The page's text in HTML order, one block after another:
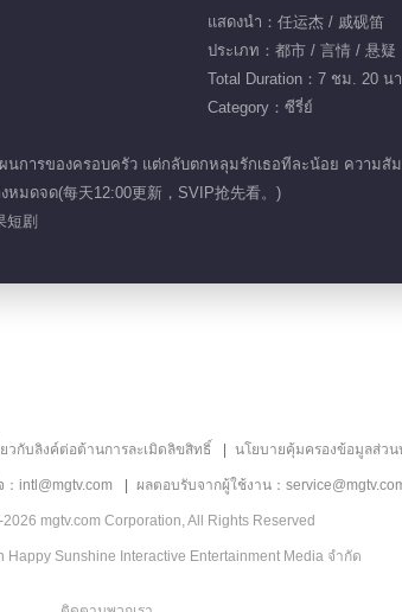
แสดงนำ：任运杰 / 戚砚笛
ประเภท：都市 / 言情 / 悬疑
Total Duration：7 ชม. 20 น
Category：ซีรี่ย์
นการของครอบครัว แต่กลับตกหลุมรักเธอทีละน้อย ความ
มดจด(每天12:00更新，SVIP抢先看。)
短剧
วกับลิงค์ต่อต้านการละเมิดลิขสิทธิ์ นโยบายคุ้มครองข้อมูลส่ว
intl@mgtv.com ผลตอบรับจากผู้ใช้งาน：
mgtv.com Corporation, All Rights Reserved
Sunshine Interactive Entertainment Media จำกัด